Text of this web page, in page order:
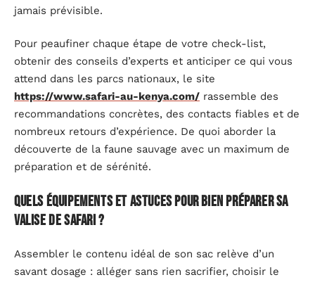
jamais prévisible.
Pour peaufiner chaque étape de votre check-list,
obtenir des conseils d’experts et anticiper ce qui vous
attend dans les parcs nationaux, le site
https://www.safari-au-kenya.com/ rassemble des
recommandations concrètes, des contacts fiables et de
nombreux retours d’expérience. De quoi aborder la
découverte de la faune sauvage avec un maximum de
préparation et de sérénité.
Quels équipements et astuces pour bien préparer sa
valise de safari ?
Assembler le contenu idéal de son sac relève d’un
savant dosage : alléger sans rien sacrifier, choisir le